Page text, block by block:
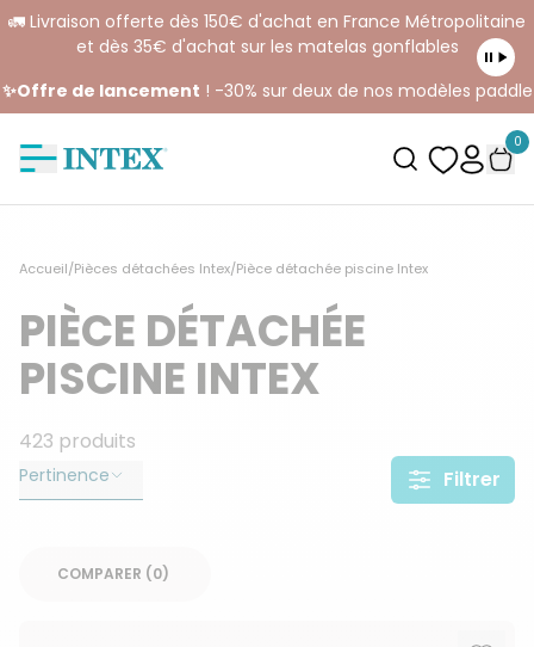
🚛 Livraison offerte dès 150€ d'achat en France Métropolitaine
et dès 35€ d'achat sur les matelas gonflables
✨Offre de lancement ! -30% sur deux de nos modèles paddle
0
Accueil/Pièces détachées Intex/Pièce détachée piscine Intex
PIÈCE DÉTACHÉE
PISCINE INTEX
423 produits
Pertinence Filtrer
COMPARER (0